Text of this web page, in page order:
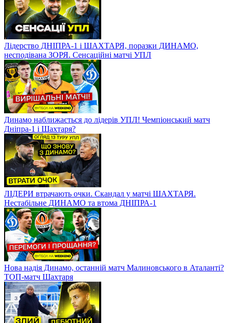
Лідерство ДНІПРА-1 і ШАХТАРЯ, поразки ДИНАМО,
несподівана ЗОРЯ. Сенсаційні матчі УПЛ
Динамо наближається до лідерів УПЛ! Чемпіонський матч
Дніпра-1 і Шахтаря?
ЛІДЕРИ втрачають очки. Скандал у матчі ШАХТАРЯ.
Нестабільне ДИНАМО та втома ДНІПРА-1
Нова надія Динамо, останній матч Малиновського в Аталанті?
ТОП-матч Шахтаря